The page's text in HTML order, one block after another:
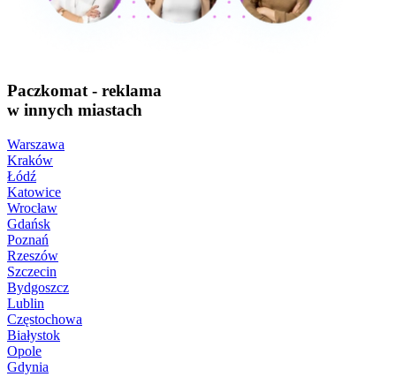
Paczkomat - reklama
w innych miastach
Warszawa
Kraków
Łódź
Katowice
Wrocław
Gdańsk
Poznań
Rzeszów
Szczecin
Bydgoszcz
Lublin
Częstochowa
Białystok
Opole
Gdynia